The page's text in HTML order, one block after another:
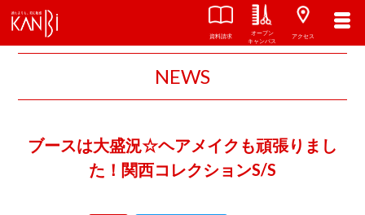
アクセス
オープン
キャンパス
資料請求
NEWS
ブースは大盛況☆ヘアメイクも頑張りまし
た！関西コレクションS/S